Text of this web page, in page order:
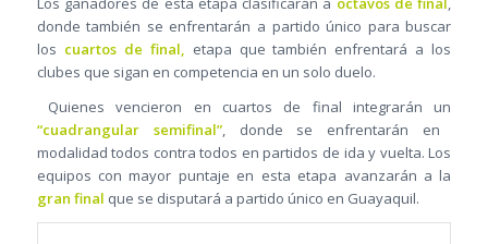
donde también se enfrentarán a partido único para buscar
los cuartos de final, etapa que también enfrentará a los
clubes que sigan en competencia en un solo duelo.
Quienes vencieron en cuartos de final integrarán un
“cuadrangular semifinal”, donde se enfrentarán en
modalidad todos contra todos en partidos de ida y vuelta. Los
equipos con mayor puntaje en esta etapa avanzarán a la
gran final que se disputará a partido único en Guayaquil.